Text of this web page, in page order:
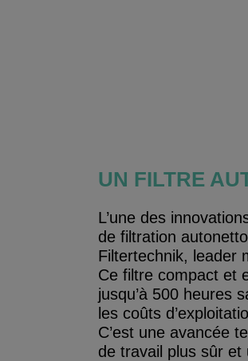
UN FILTRE
L’une des
de filtration
Filtertechnik, leader
Ce filtre compact et
jusqu’à 500 heures
les coûts
C’est une avancée
de travail plus sûr et